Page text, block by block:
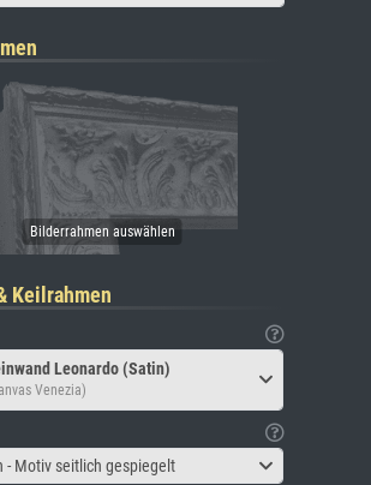
Keilrahmen
Leonardo (Satin)
Venezia)
- Motiv seitlich gespiegelt